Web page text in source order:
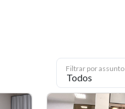
Filtrar por assunto